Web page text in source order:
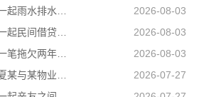
长沙讨债公司成功调处一起雨水排水引发的邻里相邻权纠纷
2026-08-03
长沙追债公司成功调处一起民间借贷纠纷，高效化解当事人矛盾，上门化解小额民间借贷纠纷
2026-08-03
长沙收账公司成功调解一笔拖欠两年的工程款，乙公司与甲公司就300889元工程款纠纷达成分期付款协议
2026-08-03
长沙讨债公司成功调解夏某与某物业公司物业服务合同纠纷
2026-07-27